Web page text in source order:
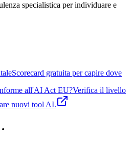
specialistica per individuare e
Scorecard gratuita per capire dove
all'AI Act EU?Verifica il livello
nuovi tool AI.